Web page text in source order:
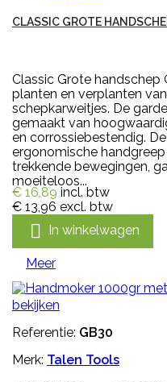
CLASSIC GROTE
Classic Grote handschep
planten en verplanten
schepkarweitjes. De
gemaakt van
en corrossiebestendig.
ergonomische
trekkende bewegingen,
moeiteloos...
€ 16,89 incl. btw
€ 13,96 excl. btw
 In winkelwagen
Meer
bekijken
Referentie: GB30
Merk: Talen Tools